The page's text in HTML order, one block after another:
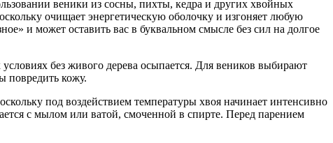
веники из сосны, пихты, кедра и других хвойных
очищает энергетическую оболочку и изгоняет любую
и может оставить вас в буквальном смысле без сил на долгое
без живого дерева осыпается. Для веников выбирают
повредить кожу.
под воздействием температуры хвоя начинает интенсивно
с мылом или ватой, смоченной в спирте. Перед парением